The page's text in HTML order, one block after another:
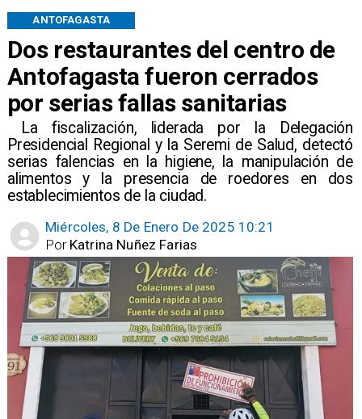
Dos restaurantes del centro de
Antofagasta fueron cerrados
por serias fallas sanitarias
​ La fiscalización, liderada por la Delegación
Presidencial Regional y la Seremi de Salud, detectó
serias falencias en la higiene, la manipulación de
alimentos y la presencia de roedores en dos
establecimientos de la ciudad.
ANTOFAGASTA
Miércoles, 8 De Enero De 2025 10:21
Katrina Nuñez Farias
Por